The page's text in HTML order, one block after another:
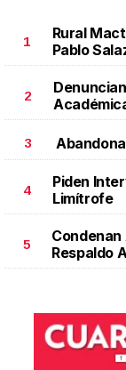
Dos años de
Junio 02 l
1
Rural
Pablo
2
3
4
Piden
Limítrofe
5
Condenan
Respaldo